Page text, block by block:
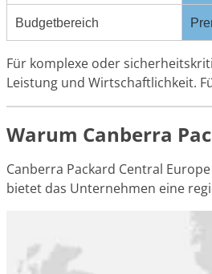
Budgetbereich
Für komplexe oder
Leistung und Wirtschaftlichkeit.
Warum Canberra
Canberra Packard Central
bietet das Unternehmen eine